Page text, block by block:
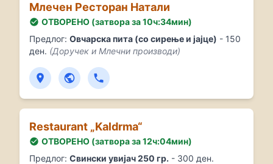
Млечен Ресторан Натали
ОТВОРЕНО (затвора за 10ч:34мин)
Предлог: Овчарска пита (со сирење и јајце) - 150
ден. (Доручек и Млечни производи)
Restaurant „Kaldrma“
ОТВОРЕНО (затвора за 12ч:04мин)
Предлог: Свински увијач 250 гр. - 300 ден.